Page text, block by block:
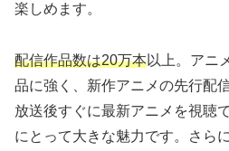
楽しめます。
配信作品数は20万本以上。アニ
品に強く、新作アニメの先行配
放送後すぐに最新アニメを視聴
にとって大きな魅力です。さら